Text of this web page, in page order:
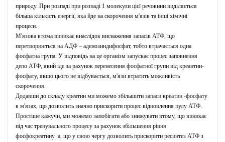
природу. При розпаді при розпаді 1 молекули цієї речовини виділяється
більша кількість енергії, яка йде на скорочення м'язів та інші хімічні
процеси.
М'язова втома виникає внаслідок виснаження запасів АТФ, що
перетворюється на АДФ – аденозиндифосфат, тобто втрачається одна
фосфатна група. У відповідь на це організм запускає процес заповнення
депо АТФ, який іде за рахунок перенесення фосфатної групи від креантин-
фосфату, якщо цього не відбувається, м'язи втратить можливість
скорочення.
Додавши до складу креатин ми можемо збільшити запаси креатин -фосфату
в м'язах, що дозволить значно прискорити процес відновлення пулу АТФ.
Простіше кажучи, ми можемо запобігати або знижувати втому, що виникає
під час тренувального процесу за рахунок збільшення рівня
фосфокреатину .а, що у свою чергу дозволить прискорити ресинтез АТФ з